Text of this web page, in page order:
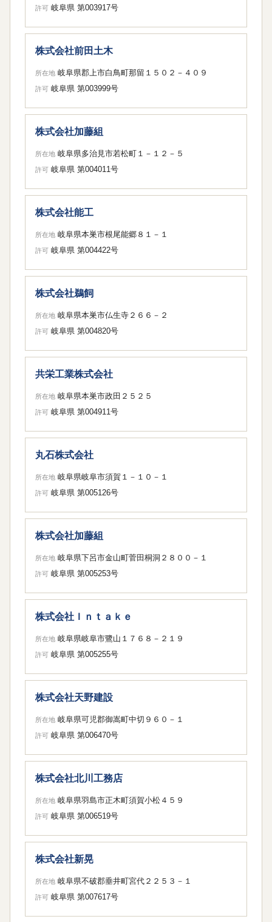
許可 岐阜県 第003917号
株式会社前田土木
所在地 岐阜県郡上市白鳥町那留１５０２－４０９
許可 岐阜県 第003999号
株式会社加藤組
所在地 岐阜県多治見市若松町１－１２－５
許可 岐阜県 第004011号
株式会社能工
所在地 岐阜県本巣市根尾能郷８１－１
許可 岐阜県 第004422号
株式会社鵜飼
所在地 岐阜県本巣市仏生寺２６６－２
許可 岐阜県 第004820号
共栄工業株式会社
所在地 岐阜県本巣市政田２５２５
許可 岐阜県 第004911号
丸石株式会社
所在地 岐阜県岐阜市須賀１－１０－１
許可 岐阜県 第005126号
株式会社加藤組
所在地 岐阜県下呂市金山町菅田桐洞２８００－１
許可 岐阜県 第005253号
株式会社Ｉｎｔａｋｅ
所在地 岐阜県岐阜市鷺山１７６８－２１９
許可 岐阜県 第005255号
株式会社天野建設
所在地 岐阜県可児郡御嵩町中切９６０－１
許可 岐阜県 第006470号
株式会社北川工務店
所在地 岐阜県羽島市正木町須賀小松４５９
許可 岐阜県 第006519号
株式会社新晃
所在地 岐阜県不破郡垂井町宮代２２５３－１
許可 岐阜県 第007617号